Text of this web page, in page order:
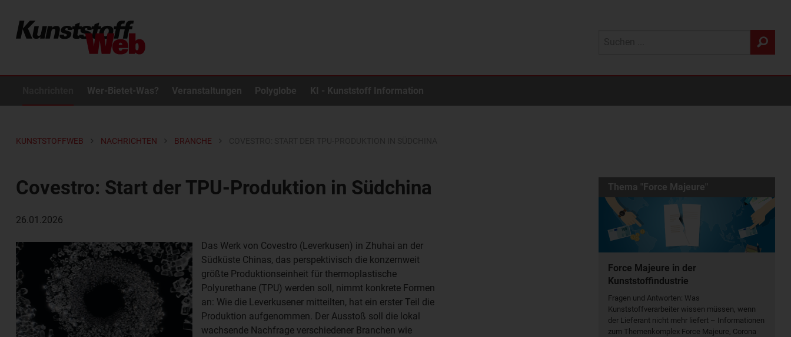
Wer-Bietet-Was? Veranstaltungen Polyglobe KI - Kunststoff Information
KUNSTSTOFFWEB NACHRICHTEN BRANCHE
Covestro: Start der TPU-Produktion in Südchina
26.01.2026
Das Werk von Covestro (Leverkusen) in Zhuhai an der
Südküste Chinas, das perspektivisch die konzernweit
größte Produktionseinheit für thermoplastische
Polyurethane (TPU) werden soll, nimmt konkrete Formen
an: Wie die Leverkusener mitteilten, hat ein erster Teil die
Produktion aufgenommen. Der Ausstoß soll die lokal
wachsende Nachfrage verschiedener Branchen wie
Thema "Force Majeure"
Force Majeure in der
Kunststoffindustrie
Fragen und Antworten: Was
Kunst­stoff­verarbeiter wissen müssen, wenn
der Lieferant nicht mehr liefert – Informationen
zum Themenkomplex Force Majeure, Corona